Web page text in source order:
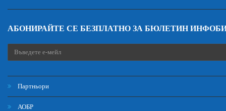
АБОНИРАЙТЕ СЕ БЕЗПЛАТНО ЗА БЮЛЕТИН
Партньори
АОБР